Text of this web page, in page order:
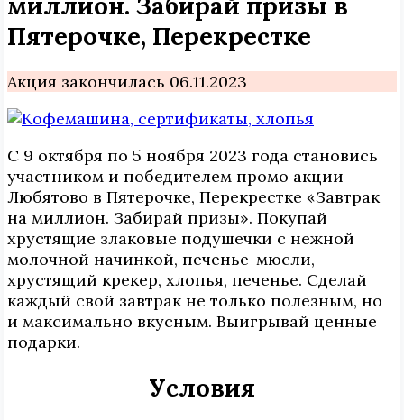
Пятерочке, Перекрестке
Акция закончилась 06.11.2023
С 9 октября по 5 ноября 2023 года становись
участником и победителем промо акции
Любятово в Пятерочке, Перекрестке «Завтрак
на миллион. Забирай призы». Покупай
хрустящие злаковые подушечки с нежной
молочной начинкой, печенье-мюсли,
хрустящий крекер, хлопья, печенье. Сделай
каждый свой завтрак не только полезным, но
и максимально вкусным. Выигрывай ценные
подарки.
Условия